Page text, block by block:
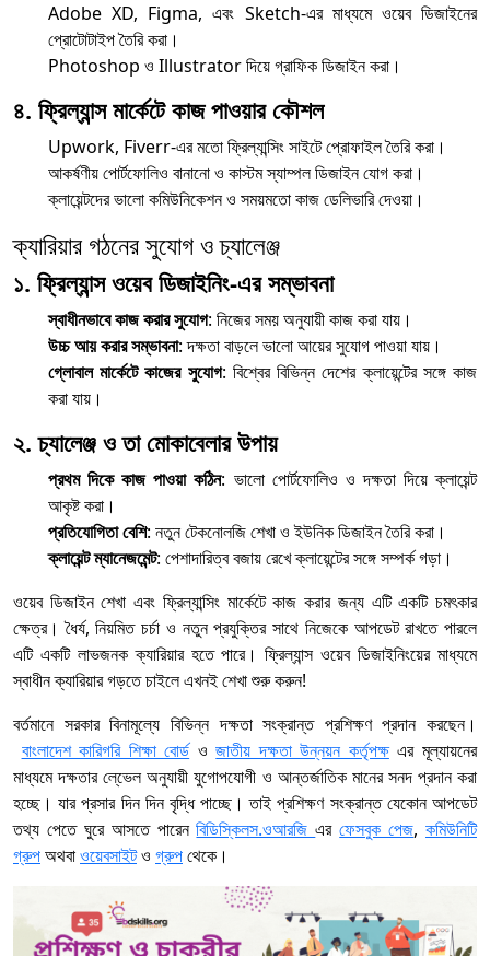
Adobe XD, Figma, এবং Sketch-এর মাধ্যমে ওয়েব ডিজাইনের
প্রোটোটাইপ তৈরি করা।
Photoshop ও Illustrator দিয়ে গ্রাফিক ডিজাইন করা।
৪. ফ্রিল্যান্স মার্কেটে কাজ পাওয়ার কৌশল
Upwork, Fiverr-এর মতো ফ্রিল্যান্সিং সাইটে প্রোফাইল তৈরি করা।
আকর্ষণীয় পোর্টফোলিও বানানো ও কাস্টম স্যাম্পল ডিজাইন যোগ করা।
ক্লায়েন্টদের ভালো কমিউনিকেশন ও সময়মতো কাজ ডেলিভারি দেওয়া।
ক্যারিয়ার গঠনের সুযোগ ও চ্যালেঞ্জ
১. ফ্রিল্যান্স ওয়েব ডিজাইনিং-এর সম্ভাবনা
স্বাধীনভাবে কাজ করার সুযোগ: নিজের সময় অনুযায়ী কাজ করা যায়।
উচ্চ আয় করার সম্ভাবনা: দক্ষতা বাড়লে ভালো আয়ের সুযোগ পাওয়া যায়।
গ্লোবাল মার্কেটে কাজের সুযোগ: বিশ্বের বিভিন্ন দেশের ক্লায়েন্টের সঙ্গে কাজ
করা যায়।
২. চ্যালেঞ্জ ও তা মোকাবেলার উপায়
প্রথম দিকে কাজ পাওয়া কঠিন: ভালো পোর্টফোলিও ও দক্ষতা দিয়ে ক্লায়েন্ট
আকৃষ্ট করা।
প্রতিযোগিতা বেশি: নতুন টেকনোলজি শেখা ও ইউনিক ডিজাইন তৈরি করা।
ক্লায়েন্ট ম্যানেজমেন্ট: পেশাদারিত্ব বজায় রেখে ক্লায়েন্টের সঙ্গে সম্পর্ক গড়া।
ওয়েব ডিজাইন শেখা এবং ফ্রিল্যান্সিং মার্কেটে কাজ করার জন্য এটি একটি চমৎকার
ক্ষেত্র। ধৈর্য, নিয়মিত চর্চা ও নতুন প্রযুক্তির সাথে নিজেকে আপডেট রাখতে পারলে
এটি একটি লাভজনক ক্যারিয়ার হতে পারে। ফ্রিল্যান্স ওয়েব ডিজাইনিংয়ের মাধ্যমে
স্বাধীন ক্যারিয়ার গড়তে চাইলে এখনই শেখা শুরু করুন!
বর্তমানে সরকার বিনামূল্যে বিভিন্ন দক্ষতা সংক্রান্ত প্রশিক্ষণ প্রদান করছেন।
বাংলাদেশ কারিগরি শিক্ষা বোর্ডওজাতীয় দক্ষতা উন্নয়ন কর্তৃপক্ষএর মূল্যায়নের
মাধ্যমে দক্ষতার লে্ভেল অনুযায়ী যুগোপযোগী ও আন্তর্জাতিক মানের সনদ প্রদান করা
হচ্ছে। যার প্রসার দিন দিন বৃদ্ধি পাচ্ছে। তাই প্রশিক্ষণ সংক্রান্ত যেকোন আপডেট
তথ্য পেতে ঘুরে আসতে পারেনবিডিস্কিলস.ওআরজিএরফেসবুক পেজ,কমিউনিটি
গ্রুপঅথবাওয়েবসাইটও গ্রুপথেকে।